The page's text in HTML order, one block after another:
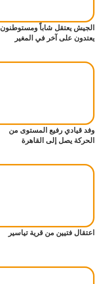
الجيش يعتقل شاباً ومستوطنون
يعتدون على آخر في المغير
وفد قيادي رفيع المستوى من
الحركة يصل إلى القاهرة
اعتقال فتيين من قرية تياسير